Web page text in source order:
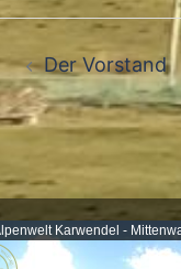
Der Vorstand
Karwendel -